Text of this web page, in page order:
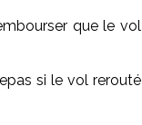
que le vol
si le vol rerouté